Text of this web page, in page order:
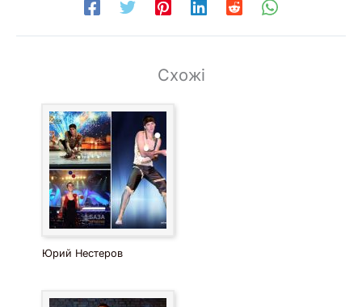
Схожі
Юрий Нестеров